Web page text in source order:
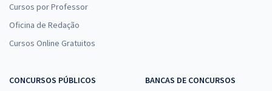
Cursos por Professor
Oficina de Redação
Cursos Online Gratuitos
CONCURSOS PÚBLICOS
BANCAS DE CONCURSOS